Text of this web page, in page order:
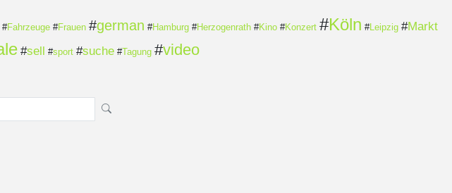
#Fahrzeuge #Frauen #german #Hamburg #Herzogenrath #Kino #Konzert #Köln #Leipzig #Markt
#sell #sport #suche #Tagung #video